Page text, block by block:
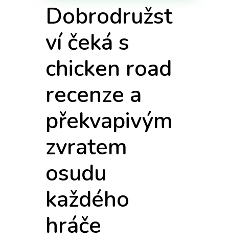
Dobrodružst
ví čeká s
chicken road
recenze a
překvapivým
zvratem
osudu
každého
hráče